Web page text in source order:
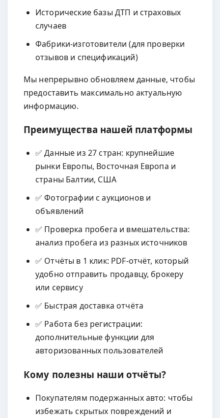
Исторические базы ДТП и страховых
случаев
Фабрики-изготовители (для проверки
отзывов и спецификаций)
Мы непрерывно обновляем данные, чтобы
предоставить максимально актуальную
информацию.
Преимущества нашей платформы
✅ Данные из 27 стран: крупнейшие
рынки Европы, Восточная Европа и
страны Балтии, США
✅ Фотографии с аукционов и
объявлений
✅ Проверка пробега и вмешательства:
анализ пробега из разных источников
✅ Отчёты в 1 клик: PDF-отчёт, который
удобно отправить продавцу, брокеру
или сервису
✅ Быстрая доставка отчёта
✅ Работа без регистрации:
дополнительные функции для
авторизованных пользователей
Кому полезны наши отчёты?
Покупателям подержанных авто: чтобы
избежать скрытых повреждений и